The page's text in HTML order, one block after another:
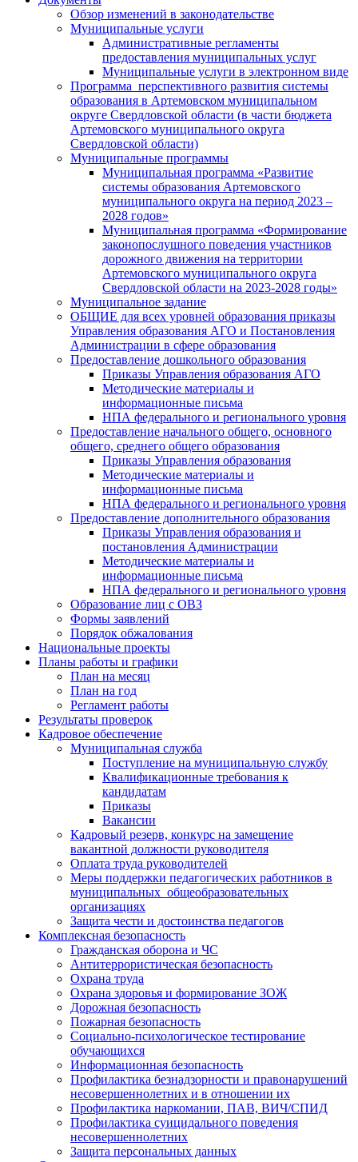
Обзор изменений в законодательстве
Муниципальные услуги
Административные регламенты
предоставления муниципальных услуг
Муниципальные услуги в электронном виде
Программа перспективного развития системы
образования в Артемовском муниципальном
округе Свердловской области (в части бюджета
Артемовского муниципального округа
Свердловской области)
Муниципальные программы
Муниципальная программа «Развитие
системы образования Артемовского
муниципального округа на период 2023 –
2028 годов»
Муниципальная программа «Формирование
законопослушного поведения участников
дорожного движения на территории
Артемовского муниципального округа
Свердловской области на 2023-2028 годы»
Муниципальное задание
ОБЩИЕ для всех уровней образования приказы
Управления образования АГО и Постановления
Администрации в сфере образования
Предоставление дошкольного образования
Приказы Управления образования АГО
Методические материалы и
информационные письма
НПА федерального и регионального уровня
Предоставление начального общего, основного
общего, среднего общего образования
Приказы Управления образования
Методические материалы и
информационные письма
НПА федерального и регионального уровня
Предоставление дополнительного образования
Приказы Управления образования и
постановления Администрации
Методические материалы и
информационные письма
НПА федерального и регионального уровня
Образование лиц с ОВЗ
Формы заявлений
Порядок обжалования
Национальные проекты
Планы работы и графики
План на месяц
План на год
Регламент работы
Результаты проверок
Кадровое обеспечение
Муниципальная служба
Поступление на муниципальную службу
Квалификационные требования к
кандидатам
Приказы
Вакансии
Кадровый резерв, конкурс на замещение
вакантной должности руководителя
Оплата труда руководителей
Меры поддержки педагогических работников в
муниципальных общеобразовательных
организациях
Защита чести и достоинства педагогов
Комплексная безопасность
Гражданская оборона и ЧС
Антитеррористическая безопасность
Охрана труда
Охрана здоровья и формирование ЗОЖ
Дорожная безопасность
Пожарная безопасность
Социально-психологическое тестирование
обучающихся
Информационная безопасность
Профилактика безнадзорности и правонарушений
несовершеннолетних и в отношении их
Профилактика наркомании, ПАВ, ВИЧ/СПИД
Профилактика суицидального поведения
несовершеннолетних
Защита персональных данных